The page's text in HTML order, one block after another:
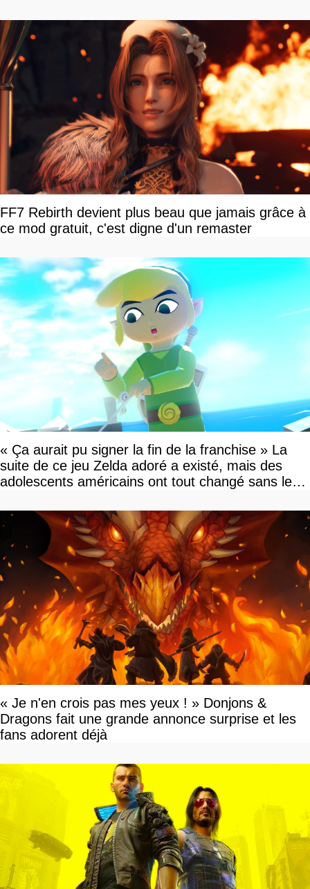
FF7 Rebirth devient plus beau que jamais grâce à
ce mod gratuit, c'est digne d'un remaster
« Ça aurait pu signer la fin de la franchise » La
suite de ce jeu Zelda adoré a existé, mais des
adolescents américains ont tout changé sans le
« Je n'en crois pas mes yeux ! » Donjons &
Dragons fait une grande annonce surprise et les
fans adorent déjà